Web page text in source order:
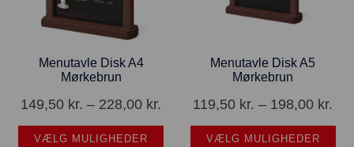
Menutavle Disk A4
Mørkebrun
149,50 kr. – 228,00 kr.
VÆLG MULIGHEDER
Menutavle Disk A5
Mørkebrun
119,50 kr. – 198,00 kr.
VÆLG MULIGHEDER